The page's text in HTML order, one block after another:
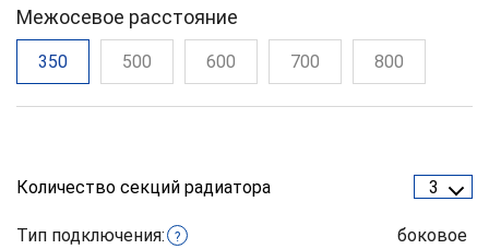
Межосевое расстояние
350 500 600 700 800
Количество секций радиатора 3
Тип подключения: ? боковое